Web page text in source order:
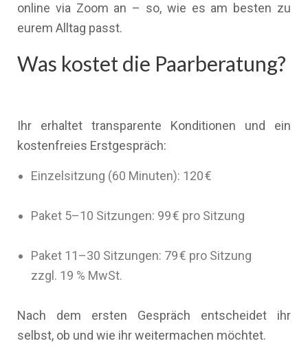
online via Zoom an – so, wie es am besten zu
eurem Alltag passt.
Was kostet die Paarberatung?
Ihr erhaltet transparente Konditionen und ein
kostenfreies Erstgespräch:
Einzelsitzung (60 Minuten): 120 €
Paket 5–10 Sitzungen: 99 € pro Sitzung
Paket 11–30 Sitzungen: 79 € pro Sitzung
zzgl. 19 % MwSt.
Nach dem ersten Gespräch entscheidet ihr
selbst, ob und wie ihr weitermachen möchtet.